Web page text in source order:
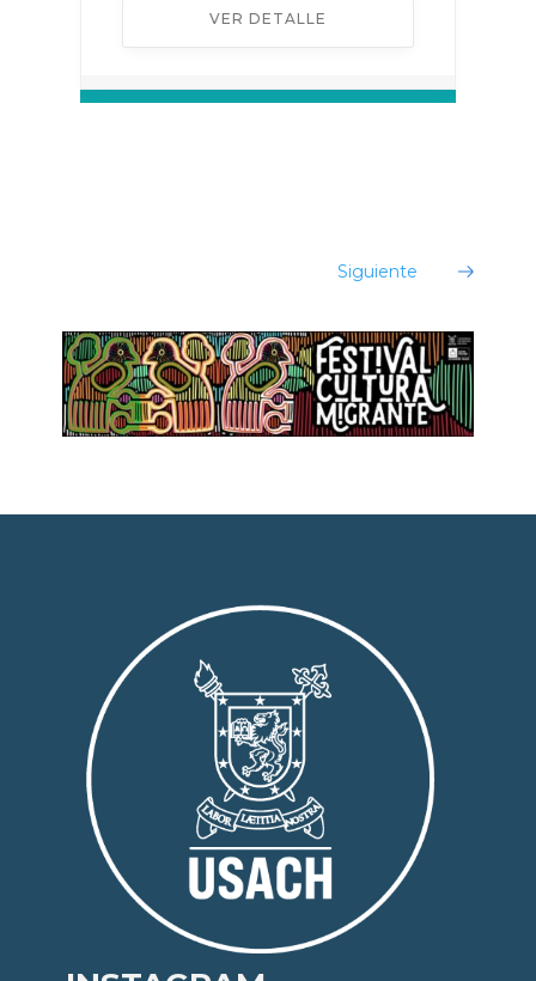
VER DETALLE
Siguiente